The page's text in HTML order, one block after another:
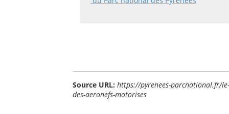
Source URL: https://pyrenees-parcnational.fr/
des-aeronefs-motorises